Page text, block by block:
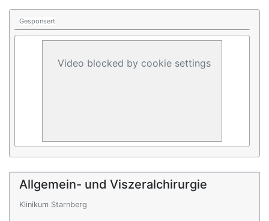
Gesponsert
Video blocked by cookie settings
Allgemein- und Viszeralchirurgie
Klinikum Starnberg